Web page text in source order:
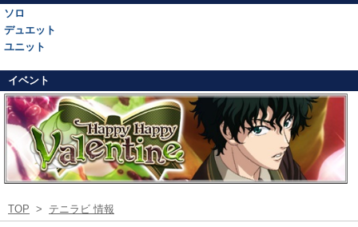
ソロ
デュエット
ユニット
イベント
TOP > テニラビ 情報